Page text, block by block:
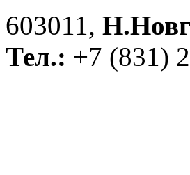
603011,
Тел.: +7 (831)